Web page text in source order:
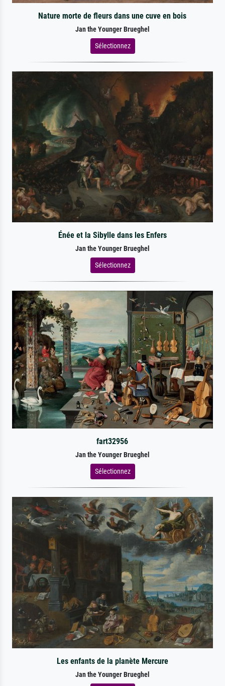
Nature morte de fleurs dans une cuve en bois
Jan the Younger Brueghel
Sélectionnez
Énée et la Sibylle dans les Enfers
Jan the Younger Brueghel
Sélectionnez
fart32956
Jan the Younger Brueghel
Sélectionnez
Les enfants de la planète Mercure
Jan the Younger Brueghel